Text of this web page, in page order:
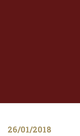
26/01/2018